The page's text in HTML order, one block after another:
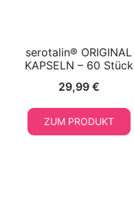
serotalin® ORIGINAL
KAPSELN – 60 Stück
29,99 €
ZUM PRODUKT